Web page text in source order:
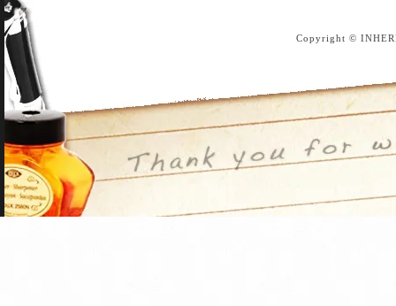
Copyright ©